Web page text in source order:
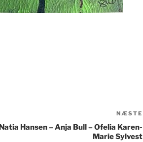
NÆSTE
Natia Hansen – Anja Bull – Ofelia Karen-
Marie Sylvest